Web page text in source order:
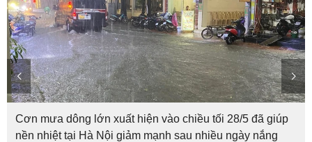
Cơn mưa dông lớn xuất hiện vào chiều tối 28/5 đã giúp
nền nhiệt tại Hà Nội giảm mạnh sau nhiều ngày nắng